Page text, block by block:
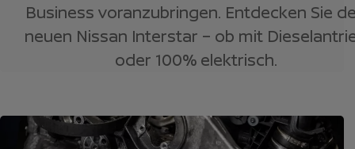
Business voranzubringen. Entdecken Sie
neuen Nissan Interstar – ob mit
oder 100% elektrisch.